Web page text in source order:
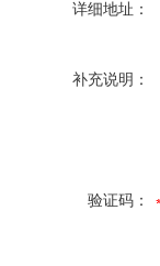
详细地址：
补充说明：
验证码：